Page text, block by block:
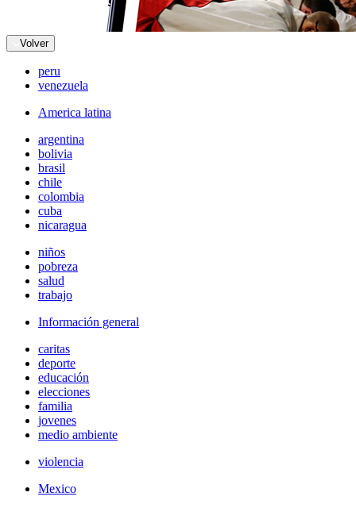
Volver
peru
venezuela
America latina
argentina
bolivia
brasil
chile
colombia
cuba
nicaragua
niños
pobreza
salud
trabajo
Información general
caritas
deporte
educación
elecciones
familia
jovenes
medio ambiente
violencia
Mexico